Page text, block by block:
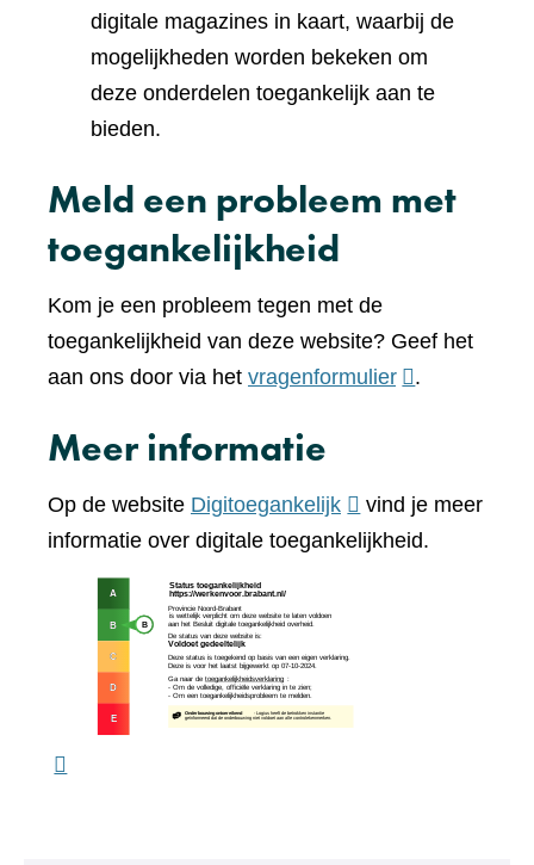
digitale magazines in kaart, waarbij de
mogelijkheden worden bekeken om
deze onderdelen toegankelijk aan te
bieden.
Meld een probleem met
toegankelijkheid
Kom je een probleem tegen met de
toegankelijkheid van deze website? Geef het
aan ons door via het vragenformulier(verwijst
website)
.
Meer informatie
Op de website Digitoegankelijk(verwijst
naar
vind je meer
informatie over digitale toegankelijkheid.